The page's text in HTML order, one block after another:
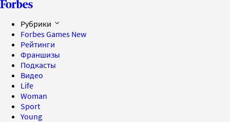
Рубрики
Forbes Games New
Рейтинги
Франшизы
Подкасты
Видео
Life
Woman
Sport
Young